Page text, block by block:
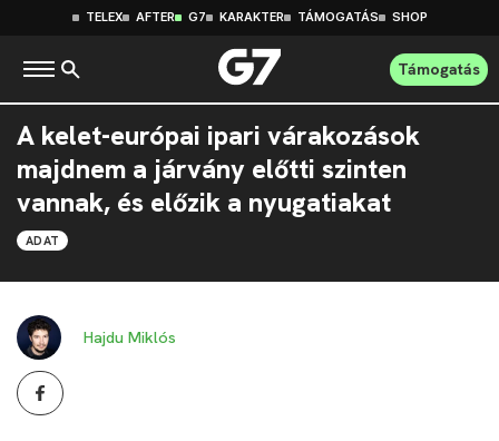
TELEX AFTER G7 KARAKTER TÁMOGATÁS SHOP
Támogatás
A kelet-európai ipari várakozások
majdnem a járvány előtti szinten
vannak, és előzik a nyugatiakat
ADAT
Hajdu Miklós